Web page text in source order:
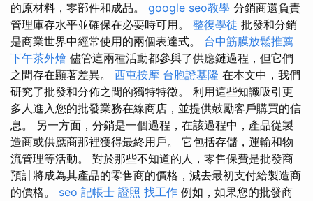
的原材料，零部件和成品。 google seo教學 分銷商還負責
管理庫存水平並確保在必要時可用。 整復學徒 批發和分銷
是商業世界中經常使用的兩個表達式。 台中筋膜放鬆推薦
下午茶外燴 儘管這兩種活動都參與了供應鏈過程，但它們
之間存在顯著差異。 西屯按摩 台胞證基隆 在本文中，我們
研究了批發和分佈之間的獨特特徵。 利用這些知識吸引更
多人進入您的批發業務在線商店，並提供鼓勵客戶購買的信
息。 另一方面，分銷是一個過程，在該過程中，產品從製
造商或供應商那裡獲得最終用戶。 它包括存儲，運輸和物
流管理等活動。 對於那些不知道的人，零售保費是批發商
預計將成為其產品的零售商的價格，減去最初支付給製造商
的價格。 seo 記帳士 證照 找工作 例如，如果您的批發商